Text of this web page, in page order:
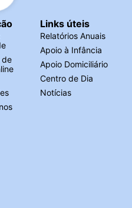
de
Links úteis
Relatórios Anuais
Apoio à Infância
Apoio Domiciliário
Centro de Dia
Notícias